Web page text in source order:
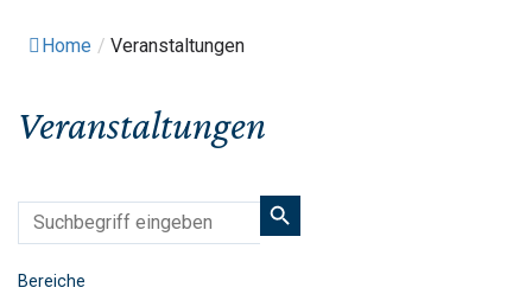
Home / Veranstaltungen
Veranstaltungen
Bereiche